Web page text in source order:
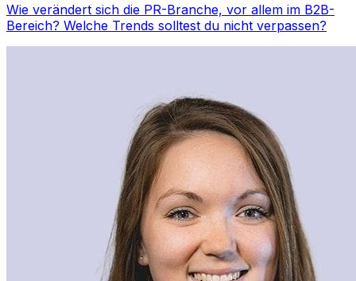
Wie verändert sich die PR-Branche, vor allem im B2B-
Bereich? Welche Trends solltest du nicht verpassen?